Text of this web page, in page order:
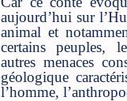
aujourd’hui sur
animal et
certains peuples,
autres menaces
géologique
l’homme,